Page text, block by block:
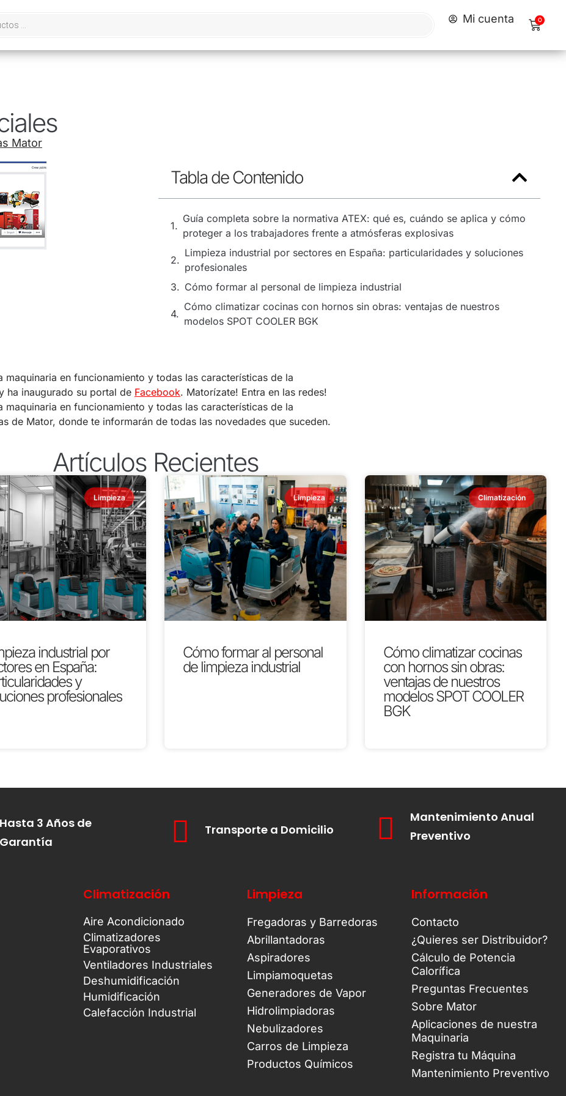
Mi cuenta 0
Mator
Tabla de Contenido
Guía completa sobre la normativa ATEX: qué es, cuándo se aplica y cómo
proteger a los trabajadores frente a atmósferas explosivas
Limpieza industrial por sectores en España: particularidades y soluciones
profesionales
Cómo formar al personal de limpieza industrial
Cómo climatizar cocinas con hornos sin obras: ventajas de nuestros
modelos SPOT COOLER BGK
en funcionamiento y todas las características de la
ha inaugurado su portal de Facebook. Matorízate! Entra en las redes!
maquinaria en funcionamiento y todas las características de la
de Mator, donde te informarán de todas las novedades que suceden.
Artículos Recientes
Limpieza
industrial por
en España:
y
profesionales
Limpieza
Cómo formar al personal
de limpieza industrial
Climatización
Cómo climatizar cocinas
con hornos sin obras:
ventajas de nuestros
modelos SPOT COOLER
BGK
Hasta 3 Años de
Garantía
Transporte a Domicilio
Mantenimiento Anual
Preventivo
Climatización
Aire Acondicionado
Climatizadores
Evaporativos
Ventiladores Industriales
Deshumidificación
Humidificación
Calefacción Industrial
Limpieza
Fregadoras y Barredoras
Abrillantadoras
Aspiradores
Limpiamoquetas
Generadores de Vapor
Hidrolimpiadoras
Nebulizadores
Carros de Limpieza
Productos Químicos
Información
Contacto
¿Quieres ser Distribuidor?
Cálculo de Potencia
Calorífica
Preguntas Frecuentes
Sobre Mator
Aplicaciones de nuestra
Maquinaria
Registra tu Máquina
Mantenimiento Preventivo